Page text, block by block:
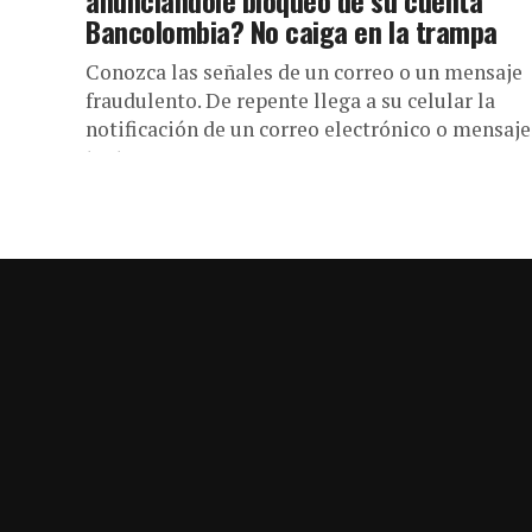
Bancolombia? No caiga en la trampa
Conozca las señales de un correo o un mensaje
fraudulento. De repente llega a su celular la
notificación de un correo electrónico o
texto...